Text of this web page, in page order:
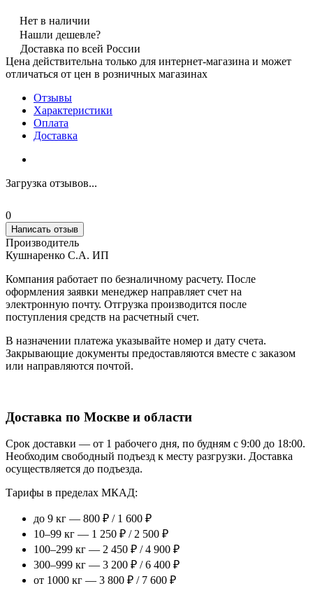
Нет в наличии
Нашли дешевле?
Доставка по всей России
Цена действительна только для интернет-магазина и может
отличаться от цен в розничных магазинах
Отзывы
Характеристики
Оплата
Доставка
Загрузка отзывов...
0
Написать отзыв
Производитель
Кушнаренко С.А. ИП
Компания работает по безналичному расчету. После
оформления заявки менеджер направляет счет на
электронную почту. Отгрузка производится после
поступления средств на расчетный счет.
В назначении платежа указывайте номер и дату счета.
Закрывающие документы предоставляются вместе с заказом
или направляются почтой.
Доставка по Москве и области
Срок доставки — от 1 рабочего дня, по будням с 9:00 до 18:00.
Необходим свободный подъезд к месту разгрузки. Доставка
осуществляется до подъезда.
Тарифы в пределах МКАД:
до 9 кг — 800 ₽ / 1 600 ₽
10–99 кг — 1 250 ₽ / 2 500 ₽
100–299 кг — 2 450 ₽ / 4 900 ₽
300–999 кг — 3 200 ₽ / 6 400 ₽
от 1000 кг — 3 800 ₽ / 7 600 ₽